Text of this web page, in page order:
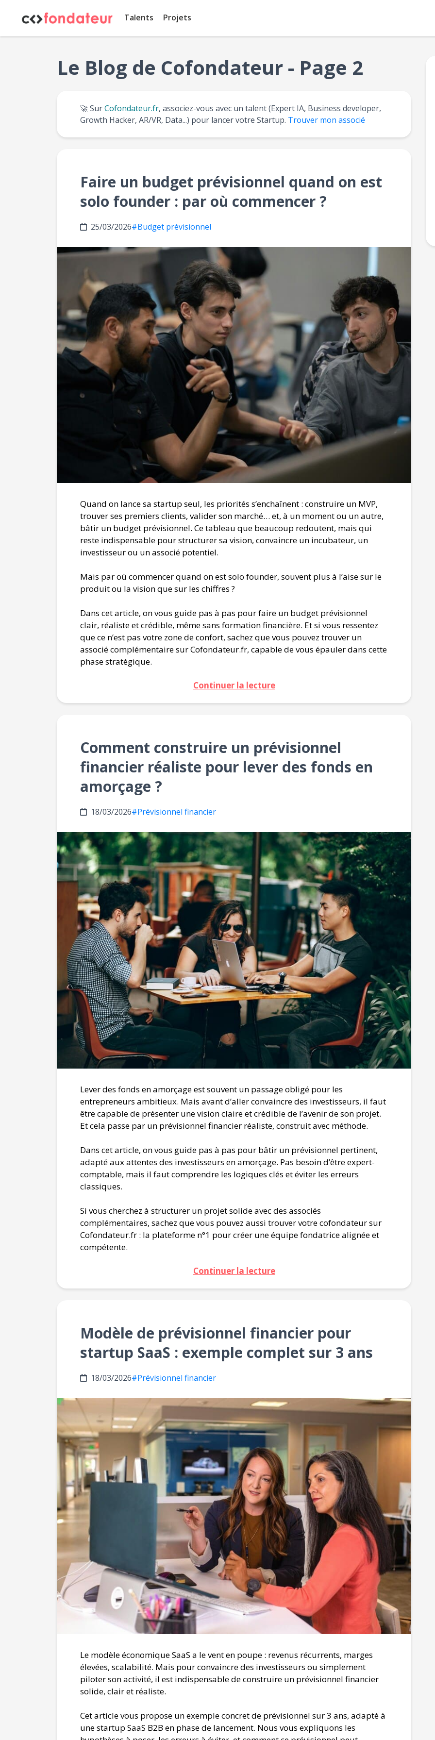
Talents Projets
Le Blog de Cofondateur - Page 2
🚀 SurCofondateur.fr, associez-vous avec un talent (Expert IA, Business developer,
Growth Hacker, AR/VR, Data...) pour lancer votre Startup. Trouver mon associé
Faire un budget prévisionnel quand on est
solo founder : par où commencer ?
25/03/2026#Budget prévisionnel
Quand on lance sa startup seul, les priorités s’enchaînent : construire un MVP,
trouver ses premiers clients, valider son marché… et, à un moment ou un autre,
bâtir un budget prévisionnel. Ce tableau que beaucoup redoutent, mais qui
reste indispensable pour structurer sa vision, convaincre un incubateur, un
investisseur ou un associé potentiel.
Mais par où commencer quand on est solo founder, souvent plus à l’aise sur le
produit ou la vision que sur les chiffres ?
Dans cet article, on vous guide pas à pas pour faire un budget prévisionnel
clair, réaliste et crédible, même sans formation financière. Et si vous ressentez
que ce n’est pas votre zone de confort, sachez que vous pouvez trouver un
associé complémentaire sur Cofondateur.fr, capable de vous épauler dans cette
phase stratégique.
Continuer la lecture
Comment construire un prévisionnel
financier réaliste pour lever des fonds en
amorçage ?
18/03/2026#Prévisionnel financier
Lever des fonds en amorçage est souvent un passage obligé pour les
entrepreneurs ambitieux. Mais avant d’aller convaincre des investisseurs, il faut
être capable de présenter une vision claire et crédible de l’avenir de son projet.
Et cela passe par un prévisionnel financier réaliste, construit avec méthode.
Dans cet article, on vous guide pas à pas pour bâtir un prévisionnel pertinent,
adapté aux attentes des investisseurs en amorçage. Pas besoin d’être expert-
comptable, mais il faut comprendre les logiques clés et éviter les erreurs
classiques.
Si vous cherchez à structurer un projet solide avec des associés
complémentaires, sachez que vous pouvez aussi trouver votre cofondateur sur
Cofondateur.fr : la plateforme n°1 pour créer une équipe fondatrice alignée et
compétente.
Continuer la lecture
Modèle de prévisionnel financier pour
startup SaaS : exemple complet sur 3 ans
18/03/2026#Prévisionnel financier
Le modèle économique SaaS a le vent en poupe : revenus récurrents, marges
élevées, scalabilité. Mais pour convaincre des investisseurs ou simplement
piloter son activité, il est indispensable de construire un prévisionnel financier
solide, clair et réaliste.
Cet article vous propose un exemple concret de prévisionnel sur 3 ans, adapté à
une startup SaaS B2B en phase de lancement. Nous vous expliquons les